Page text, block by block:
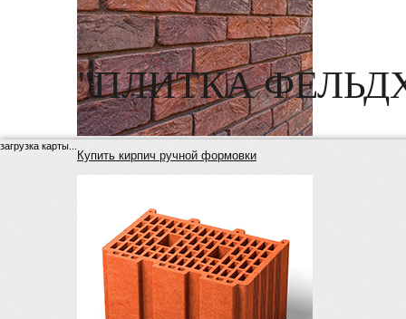
Купить кирпич ручной формовки
"ПЛИТКА
загрузка карты...